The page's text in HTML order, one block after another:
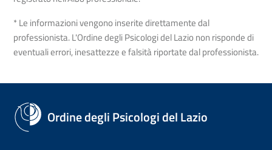
* Le informazioni vengono inserite direttamente dal
professionista. L'Ordine degli Psicologi del Lazio non risponde di
eventuali errori, inesattezze e falsità riportate dal professionista.
Ordine degli Psicologi del Lazio